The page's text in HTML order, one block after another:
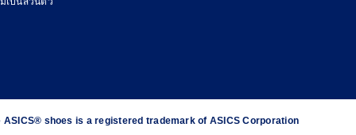
shoes is a registered trademark of ASICS Corporation